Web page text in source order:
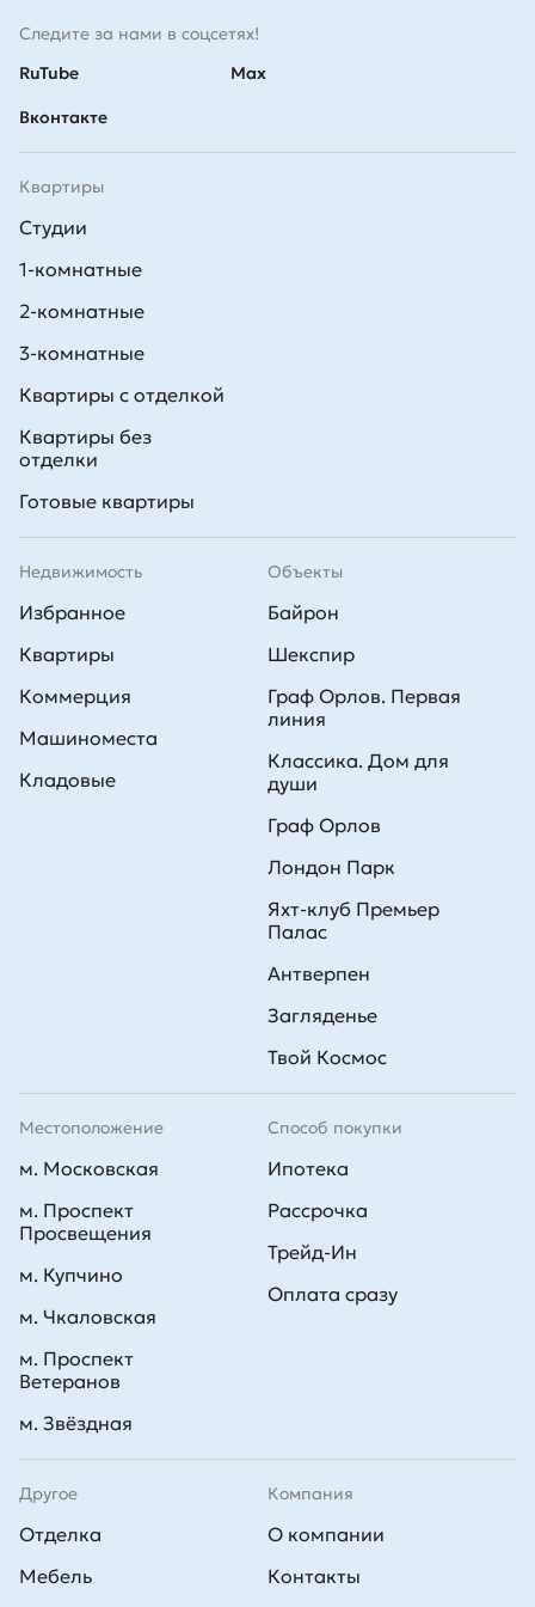
Следите за нами в соцсетях!
RuTube
Вконтакте
Max
Квартиры
Студии
1-комнатные
2-комнатные
3-комнатные
Квартиры с отделкой
Квартиры без
отделки
Готовые квартиры
Недвижимость
Избранное
Квартиры
Коммерция
Машиноместа
Кладовые
Способ покупки
Ипотека
Рассрочка
Трейд-Ин
Оплата сразу
Объекты
Байрон
Шекспир
Граф Орлов. Первая
линия
Классика. Дом для
души
Граф Орлов
Лондон Парк
Яхт-клуб Премьер
Палас
Антверпен
Загляденье
Твой Космос
Другое
Отделка
Мебель
Компания
О компании
Контакты
Местоположение
м. Московская
м. Проспект
Просвещения
м. Купчино
м. Чкаловская
м. Проспект
Ветеранов
м. Звёздная